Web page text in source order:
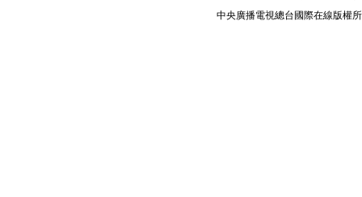
中央廣播電視總台國際在線版權